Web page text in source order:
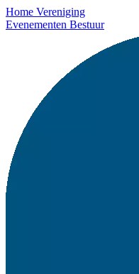
Home Vereniging
Evenementen Bestuur